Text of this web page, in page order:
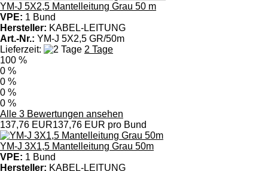
YM-J 5X2,5 Mantelleitung Grau 50 m
VPE: 1 Bund
Hersteller: KABEL-LEITUNG
Art.-Nr.: YM-J 5X2,5 GR/50m
Lieferzeit:
2 Tage
100 %
0 %
0 %
0 %
0 %
Alle 3 Bewertungen ansehen
137,76 EUR137,76 EUR pro Bund
YM-J 3X1,5 Mantelleitung Grau 50m
VPE: 1 Bund
Hersteller: KABEL-LEITUNG